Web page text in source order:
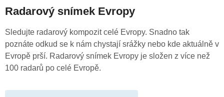
Radarový snímek Evropy
Sledujte radarový kompozit celé Evropy. Snadno tak
poznáte odkud se k nám chystají srážky nebo kde aktuálně v
Evropě prší. Radarový snímek Evropy je složen z více než
100 radarů po celé Evropě.